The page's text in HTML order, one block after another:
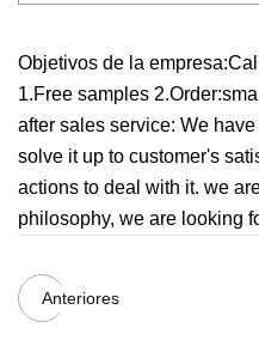
Objetivos de la
1.Free samples
after sales service: We
solve it up to customer's
actions to deal with it. we
philosophy, we are looking
Anteriores